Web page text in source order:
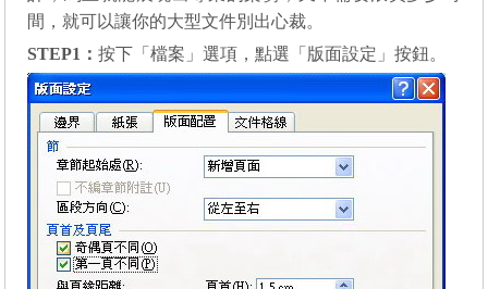
間，就可以讓你的大型文件別出心裁。
STEP1 ：按下「檔案」選項，點選「版面設定」按鈕。